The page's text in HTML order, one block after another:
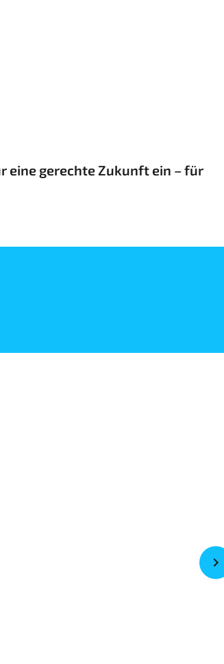
eine gerechte Zukunft ein – für